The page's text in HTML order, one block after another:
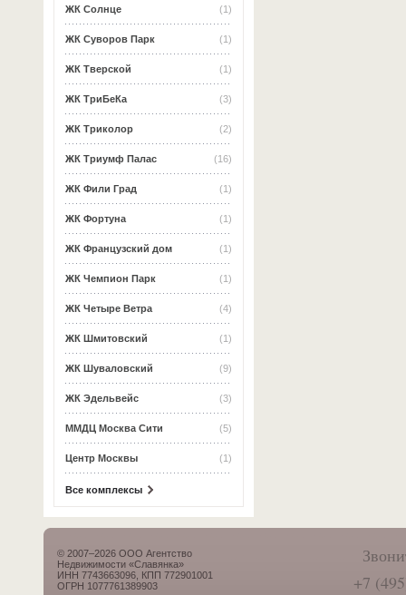
(1)
ЖК Солнце
(1)
ЖК Суворов Парк
(1)
ЖК Тверской
(3)
ЖК ТриБеКа
(2)
ЖК Триколор
(16)
ЖК Триумф Палас
(1)
ЖК Фили Град
(1)
ЖК Фортуна
(1)
ЖК Французский дом
(1)
ЖК Чемпион Парк
(4)
ЖК Четыре Ветра
(1)
ЖК Шмитовский
(9)
ЖК Шуваловский
(3)
ЖК Эдельвейс
(5)
ММДЦ Москва Сити
(1)
Центр Москвы
Все комплексы
© 2007–2026 ООО Агентство
Недвижимости «Славянка»
ИНН 7743663096, КПП 772901001
ОГРН 1077761389903
+7